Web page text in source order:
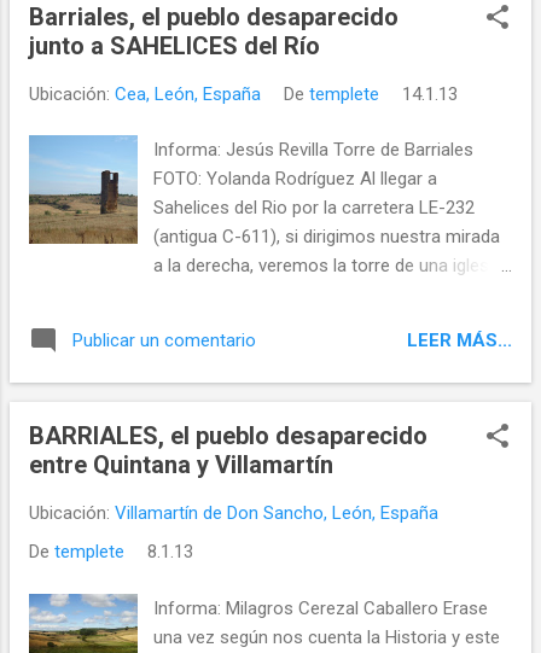
Barriales, el pueblo desaparecido
junto a SAHELICES del Río
Ubicación: Cea, León, España De templete 14.1.13
Informa: Jesús Revilla Torre de Barriales
FOTO: Yolanda Rodríguez Al llegar a
Sahelices del Rio por la carretera LE-232
(antigua C-611), si dirigimos nuestra mirada
a la derecha, veremos la torre de una iglesia
conserva de un pueblo llamado BARRIALES.
Publicar un comentario LEER MÁS...
BARRIALES, el pueblo desaparecido
entre Quintana y Villamartín
Ubicación: Villamartín de Don Sancho, León, España
De templete 8.1.13
Informa: Milagros Cerezal Caballero Erase
una vez según nos cuenta la Historia y este